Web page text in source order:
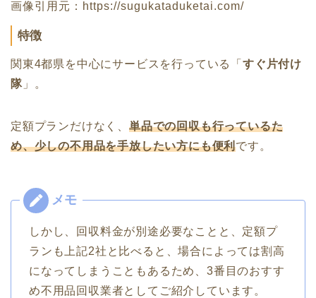
画像引用元：https://sugukataduketai.com/
特徴
関東4都県を中心にサービスを行っている「 すぐ片付け
隊」。
定額プランだけなく、 単品での回収も行っているた
め、少しの不用品を手放したい方にも便利です。
しかし、回収料金が別途必要なことと、定額プ
ランも上記2社と比べると、場合によっては割高
になってしまうこともあるため、3番目のおすす
め不用品回収業者としてご紹介しています。